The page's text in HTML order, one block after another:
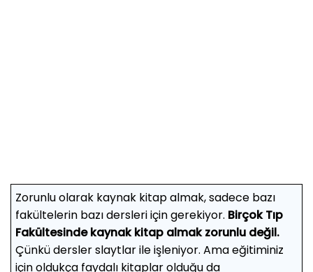
Zorunlu olarak kaynak kitap almak, sadece bazı
fakültelerin bazı dersleri için gerekiyor. Birçok Tıp
Fakültesinde kaynak kitap almak zorunlu değil.
Çünkü dersler slaytlar ile işleniyor. Ama eğitiminiz
için oldukça faydalı kitaplar olduğu da